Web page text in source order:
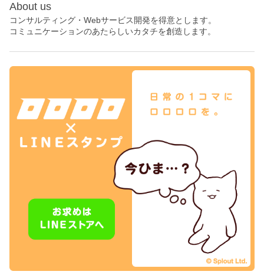
About us
コンサルティング・Webサービス開発を得意とします。
コミュニケーションのあたらしいカタチを創造します。